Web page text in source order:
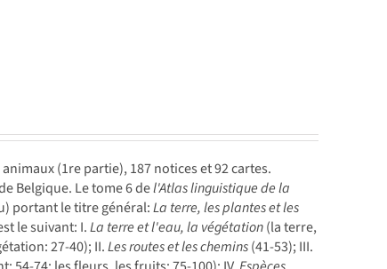
animaux (1re partie), 187 notices et 92 cartes.
Belgique. Le tome 6 del'Atlas linguistique de la
portant le titre général:La terre, les plantes et les
le suivant: I.La terre et l'eau, la végétation(la terre,
27-40); II.Les routes et les chemins(41-53); III.